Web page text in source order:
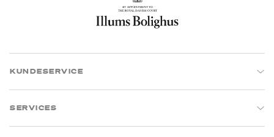
KUNDESERVICE
SERVICES